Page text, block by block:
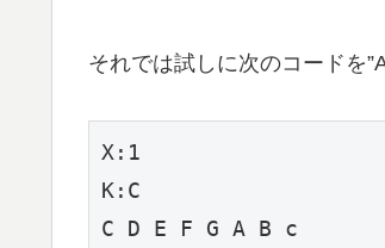
それでは試しに次のコードを
X:1
K:C